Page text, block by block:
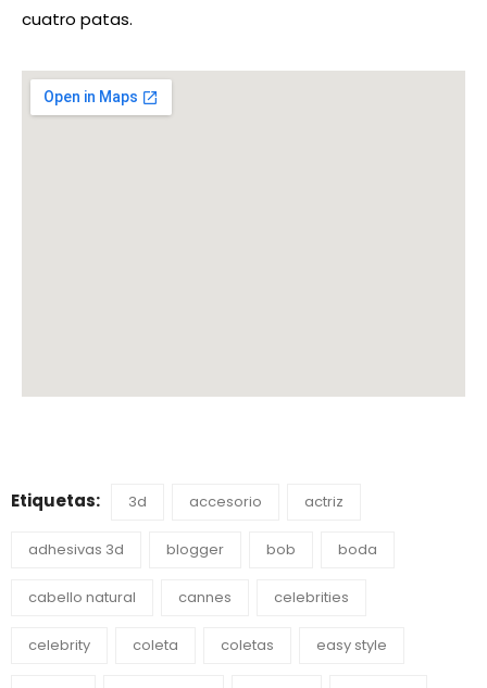
cuatro patas.
Etiquetas: 3d accesorio actriz
adhesivas 3d blogger bob boda
cabello natural cannes celebrities
celebrity coleta coletas easy style